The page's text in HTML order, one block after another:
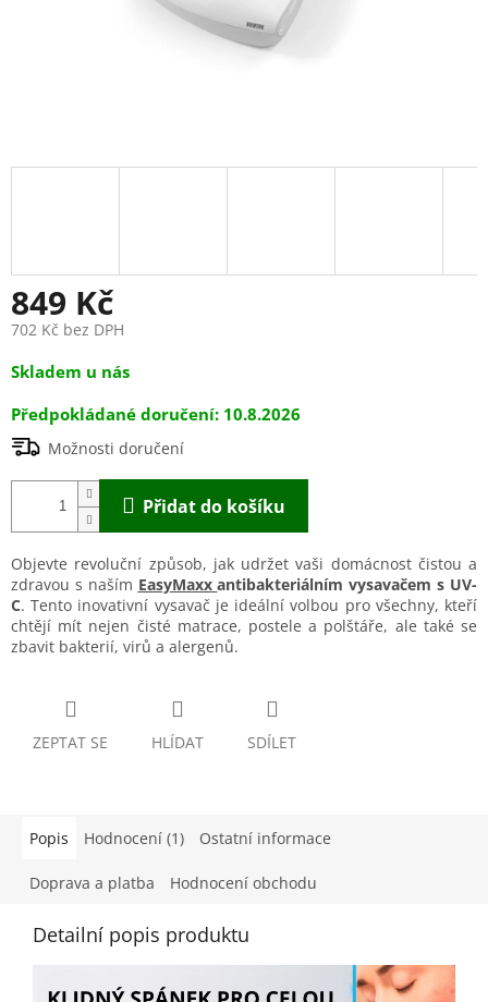
849 Kč
702 Kč bez DPH
Měrná
cena:
Skladem u nás
10.8.2026
Možnosti doručení
Přidat do košíku
Objevte revoluční způsob, jak udržet vaši domácnost čistou a
zdravou s naším EasyMaxx antibakteriálním vysavačem s UV-
C. Tento inovativní vysavač je ideální volbou pro všechny, kteří
chtějí mít nejen čisté matrace, postele a polštáře, ale také se
zbavit bakterií, virů a alergenů.
ZEPTAT SE HLÍDAT SDÍLET
Popis Hodnocení (1) Ostatní informace
Doprava a platba Hodnocení obchodu
Detailní popis produktu